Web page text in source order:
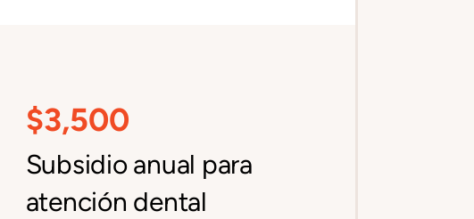
$3,500
Subsidio anual para
atención dental